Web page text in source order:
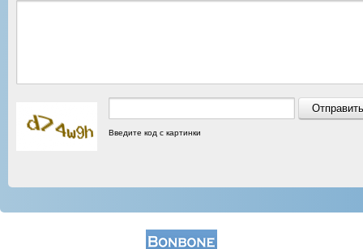
Введите код с картинки